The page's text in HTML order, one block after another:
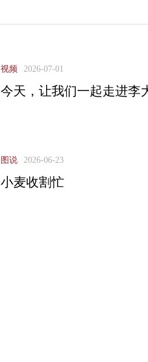
视频 2026-07-01
今天，让我们一起走进李
图说 2026-06-23
小麦收割忙